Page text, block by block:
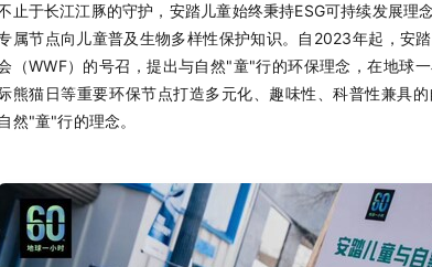
止于长江江豚的守护，安踏儿童始终秉持ESG可持续发展理
属节点向儿童普及生物多样性保护知识。自2023年起，安
（WWF）的号召，提出与自然"童"行的环保理念，在地球
熊猫日等重要环保节点打造多元化、趣味性、科普性兼具
自然"童"行的理念。